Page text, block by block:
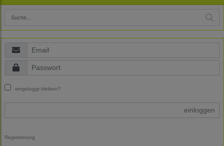
eingeloggt bleiben?
einloggen
Registrierung